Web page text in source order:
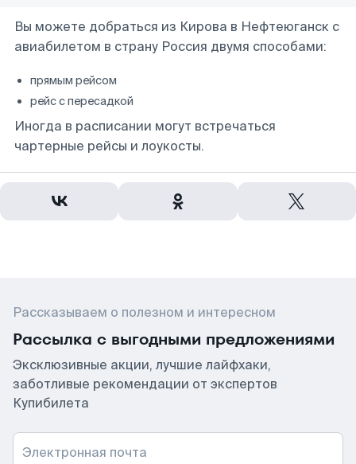
Вы можете добраться из Кирова в Нефтеюганск с
авиабилетом в страну Россия двумя способами:
прямым рейсом
рейс с пересадкой
Иногда в расписании могут встречаться
чартерные рейсы и лоукосты.
Рассказываем о полезном и интересном
Рассылка с выгодными предложениями
Эксклюзивные акции, лучшие лайфхаки,
заботливые рекомендации от экспертов
Купибилета
Электронная почта